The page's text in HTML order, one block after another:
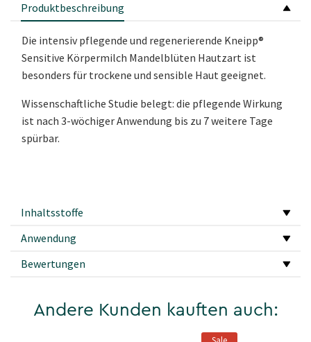
Produktbeschreibung
Die intensiv pflegende und regenerierende Kneipp®
Sensitive Körpermilch Mandelblüten Hautzart ist
besonders für trockene und sensible Haut geeignet.
Wissenschaftliche Studie belegt: die pflegende Wirkung
ist nach 3-wöchiger Anwendung bis zu 7 weitere Tage
spürbar.
Inhaltsstoffe
Anwendung
Bewertungen
Andere Kunden kauften auch: